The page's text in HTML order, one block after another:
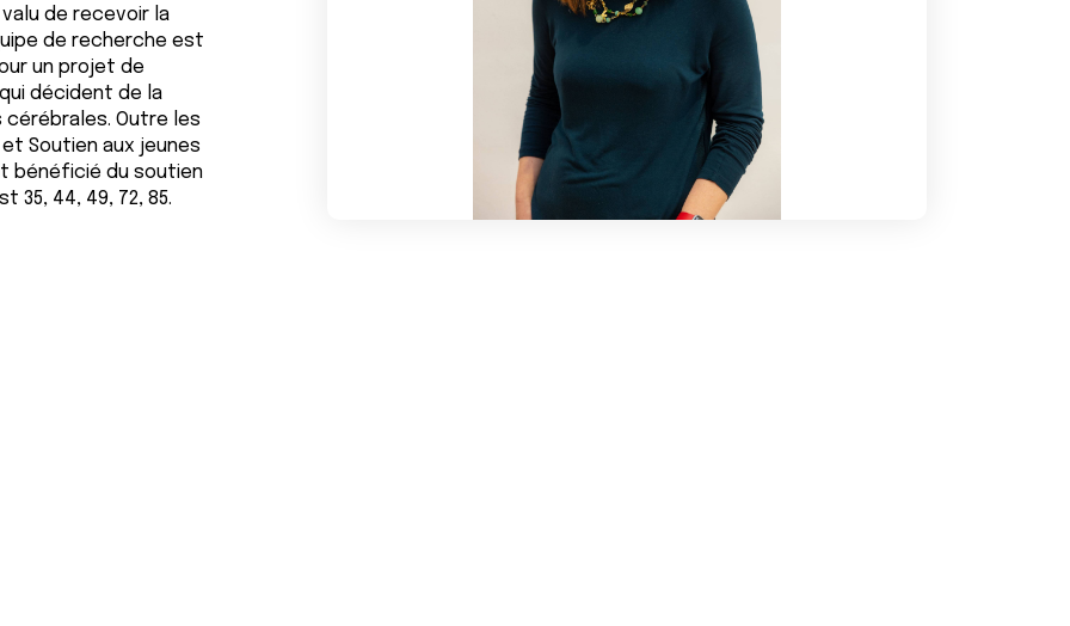
valu de recevoir la
de recherche est
un projet de
décident de la
Outre les
Soutien aux jeunes
bénéficié du soutien
35, 44, 49, 72, 85.